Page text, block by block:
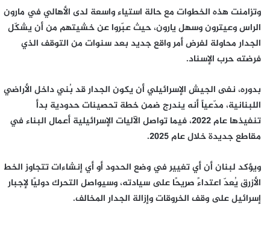
وتزامنت هذه الخطوات مع حالة استياء واسعة لدى الأهالي في مارون
الراس وعيترون وسهل يارون، حيث عبّروا عن خشيتهم من أن يشكّل
الجدار محاولة لفرض أمر واقع جديد بعد سنوات من التوقف الذي
فرضته حرب الإسناد.
بدوره، نفى الجيش الإسرائيلي أن يكون الجدار قد بُني داخل الأراضي
اللبنانية، مدّعياً أنه يندرج ضمن خطة تحصينات حدودية بدأ
تنفيذها عام 2022، فيما تواصل الآليات الإسرائيلية أعمال البناء في
مقاطع جديدة خلال عام 2025.
ويؤكد لبنان أن أي تغيير في وضع الحدود أو أي إنشاءات تتجاوز الخط
الأزرق يُعدّ اعتداءً صريحًا على سيادته، وسيواصل التحرك دوليًا لإجبار
إسرائيل على وقف الخروقات وإزالة الجدار المخالف.